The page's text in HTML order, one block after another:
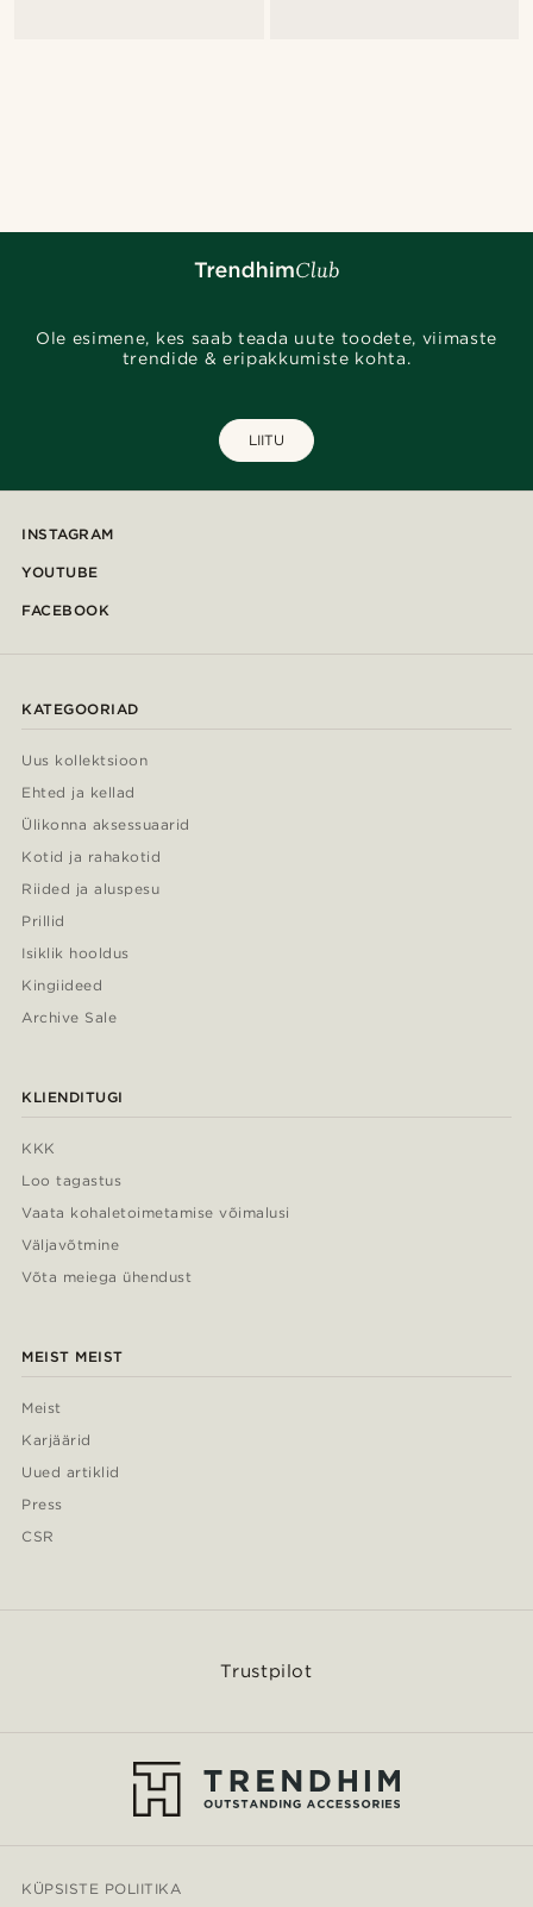
Ole esimene, kes saab teada uute toodete, viimaste
trendide & eripakkumiste kohta.
LIITU
INSTAGRAM
YOUTUBE
FACEBOOK
KATEGOORIAD
Uus kollektsioon
Ehted ja kellad
Ülikonna aksessuaarid
Kotid ja rahakotid
Riided ja aluspesu
Prillid
Isiklik hooldus
Kingiideed
Archive Sale
KLIENDITUGI
KKK
Loo tagastus
Vaata kohaletoimetamise võimalusi
Väljavõtmine
Võta meiega ühendust
MEIST MEIST
Meist
Karjäärid
Uued artiklid
Press
CSR
Trustpilot
KÜPSISTE POLIITIKA